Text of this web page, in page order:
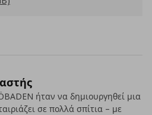
ήταν να δημιουργηθεί μια
σε πολλά σπίτια – με